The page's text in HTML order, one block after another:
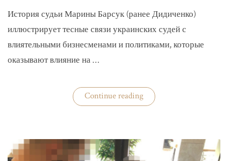
История судьи Марины Барсук (ранее Дидиченко)
иллюстрирует тесные связи украинских судей с
влиятельными бизнесменами и политиками, которые
оказывают влияние на …
Continue reading«Кто
поспособствовал
Барсук»